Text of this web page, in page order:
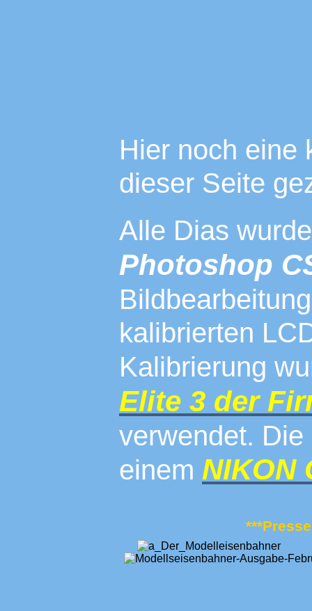
Hier noch eine
dieser Seite
Alle Dias
Photoshop
kalibrierten
Kalibrierung
Elite 3 der
verwendet.
einem NIKON